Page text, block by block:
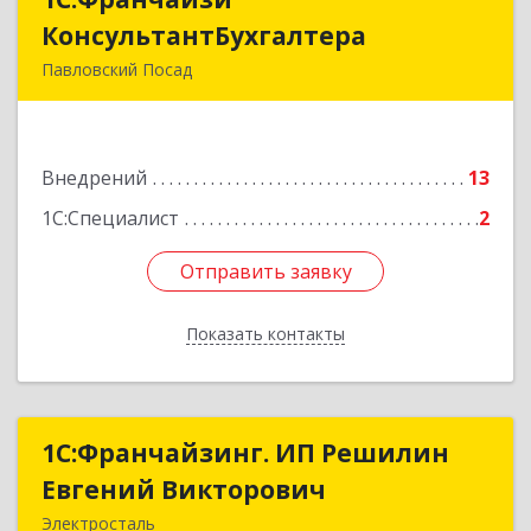
КонсультантБухгалтера
Павловский Посад
Внедрений
13
1С:Специалист
2
Отправить заявку
Показать контакты
КонсультантБухгалтера
Подробнее
Отправить заявку
Назад
1С:Франчайзинг. ИП Решилин
Евгений Викторович
Электросталь
1С:Франчайзинг. ИП Решилин
Евгений Викторович